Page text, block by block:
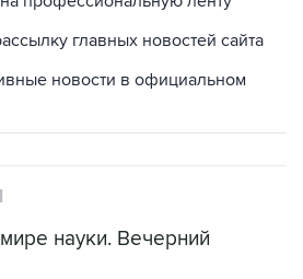
главных новостей сайта
новости в официальном
науки. Вечерний